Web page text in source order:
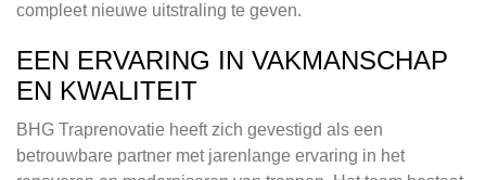
compleet nieuwe uitstraling te geven.
EEN ERVARING IN VAKMANSCHAP
EN KWALITEIT
BHG Traprenovatie heeft zich gevestigd als een
betrouwbare partner met jarenlange ervaring in het